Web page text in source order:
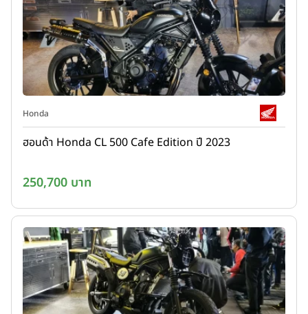
Honda
ฮอนด้า Honda CL 500 Cafe Edition ปี 2023
250,700 บาท